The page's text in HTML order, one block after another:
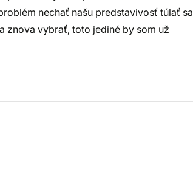
nechať našu predstavivosť túlať sa
znova vybrať, toto jediné by som už